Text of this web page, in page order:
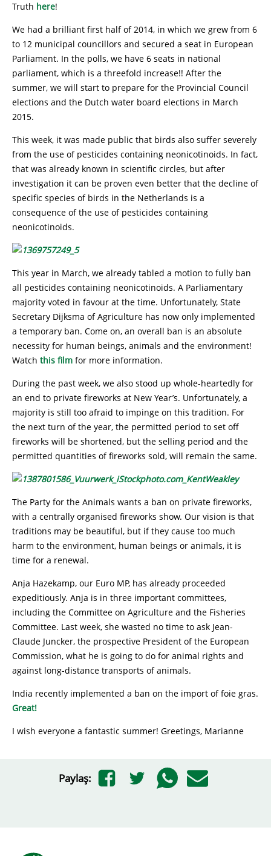
Truth here!
We had a brilliant first half of 2014, in which we grew from 6
to 12 municipal councillors and secured a seat in European
Parliament. In the polls, we have 6 seats in national
parliament, which is a threefold increase!! After the
summer, we will start to prepare for the Provincial Council
elections and the Dutch water board elections in March
2015.
This week, it was made public that birds also suffer severely
from the use of pesticides containing neonicotinoids. In fact,
that was already known in scientific circles, but after
investigation it can be proven even better that the decline of
specific species of birds in the Netherlands is a
consequence of the use of pesticides containing
neonicotinoids.
This year in March, we already tabled a motion to fully ban
all pesticides containing neonicotinoids. A Parliamentary
majority voted in favour at the time. Unfortunately, State
Secretary Dijksma of Agriculture has now only implemented
a temporary ban. Come on, an overall ban is an absolute
necessity for human beings, animals and the environment!
Watch this film for more information.
During the past week, we also stood up whole-heartedly for
an end to private fireworks at New Year’s. Unfortunately, a
majority is still too afraid to impinge on this tradition. For
the next turn of the year, the permitted period to set off
fireworks will be shortened, but the selling period and the
permitted quantities of fireworks sold, will remain the same.
The Party for the Animals wants a ban on private fireworks,
with a centrally organised fireworks show. Our vision is that
traditions may be beautiful, but if they cause too much
harm to the environment, human beings or animals, it is
time for a renewal.
Anja Hazekamp, our Euro MP, has already proceeded
expeditiously. Anja is in three important committees,
including the Committee on Agriculture and the Fisheries
Committee. Last week, she wasted no time to ask Jean-
Claude Juncker, the prospective President of the European
Commission, what he is going to do for animal rights and
against long-distance transports of animals.
India recently implemented a ban on the import of foie gras.
Great!
I wish everyone a fantastic summer! Greetings, Marianne
Paylaş: